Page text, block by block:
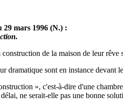
29 mars 1996 (N.) :
de la maison de leur
dramatique sont en instance devant
», c'est-à-dire d'une
ne serait-elle pas une bonne